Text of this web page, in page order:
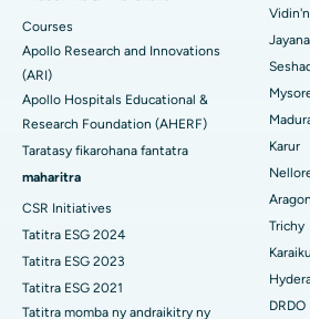
Mitadiava Dokotera mpitsabo
behivavy
Mitadiava Dokotera Jeneraly
Mitadiava Psikology
Mitadiava mpandidy
Hopitaly tsara indrindra ao amin'ny
Hopitaly tsara indrindra ao amin'ny
Hopitaly tsara indrindra ao
Hopitaly tsara indrindra ao Aragonda,
Hopitaly tsara indrindra ao amin'ny
Bangalore
Hopitaly tsara indrindra ao amin'ny
Hopitaly tsara indrindra ao amin'ny
Fanoloana ny soroka
Ablation Endometrial
Embolization ny lalan-dra
Cystectomy ovarian
Fandidiana homamiadana amin'ny nono
Brachytherapy
Colonoscopy
Courses
Apollo Research and Innovations
(ARI)
Apollo Hospitals Educational &
Research Foundation (AHERF)
Taratasy fikarohana fantatra
maharitra
CSR Initiatives
Tatitra ESG 2024
Tatitra ESG 2023
Tatitra ESG 2021
Tatitra momba ny andraikitry ny
Karur
Trichy
DRDO